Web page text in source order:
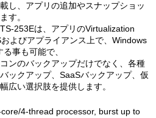
し、アプリの追加やスナップショッ
す。
253Eは、アプリのVirtualization
よびアプライアンス上で、Windows
事も可能で、
ンのバックアップだけでなく、各種
ックアップ、SaaSバックアップ、仮
広い選択肢を提供します。
4-thread processor, burst up to